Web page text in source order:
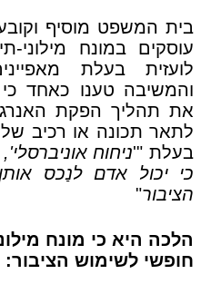
בית המשפט מוסיף
עוסקים במונח מילוני-
לועזית בעלת
והמשיבה טענו כאחד
את תהליך הפקת
לתאר תכונה או רכיב
בעלת "'ניחוח
כי יכול אדם לנַכס
הציבור"
הלכה היא כי מונח
חופשי לשימוש הציבור: